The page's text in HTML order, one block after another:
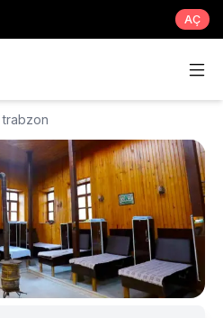
AÇ
trabzon